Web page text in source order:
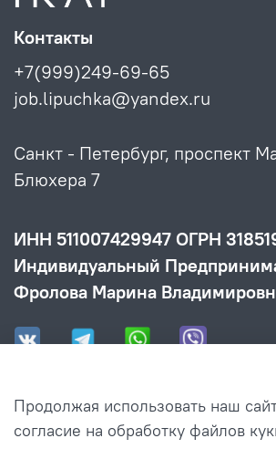
Информация
Контакты
+7(999)249-69-65
job.lipuchka@yandex.ru
Санкт - Петербург, проспект
Блюхера 7
ИНН 511007429947 ОГРН
Индивидуальный
Фролова Марина
Продолжая использовать наш
согласие на обработку файлов